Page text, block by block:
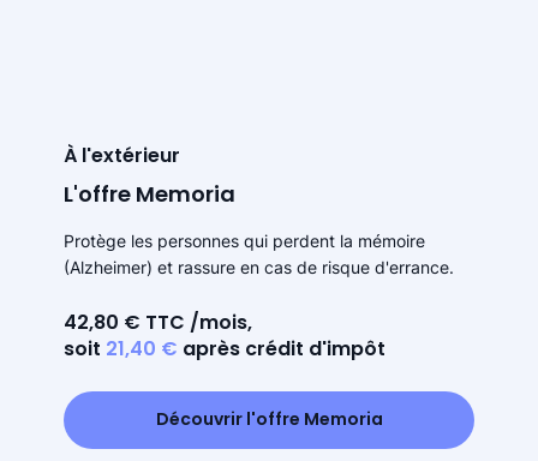
À l'extérieur
L'offre Memoria
Protège les personnes qui perdent la mémoire
(Alzheimer) et rassure en cas de risque d'errance.
42,80 € TTC /mois,
soit 21,40 € après crédit d'impôt
Découvrir l'offre Memoria